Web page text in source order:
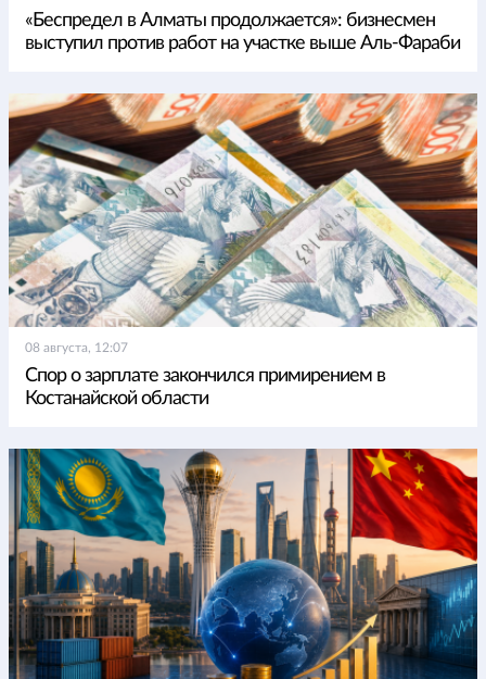
«Беспредел в Алматы продолжается»: бизнесмен
выступил против работ на участке выше Аль-Фараби
08 августа, 12:07
Спор о зарплате закончился примирением в
Костанайской области